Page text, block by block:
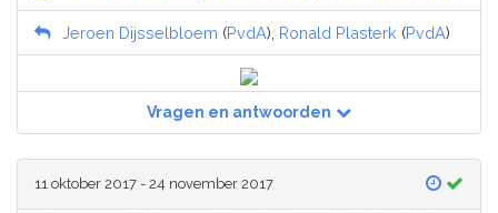
Jeroen Dijsselbloem (PvdA), Ronald Plasterk (PvdA)
Vragen en antwoorden
11 oktober 2017 - 24 november 2017